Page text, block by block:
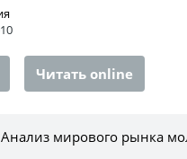
Читать online
мирового рынка